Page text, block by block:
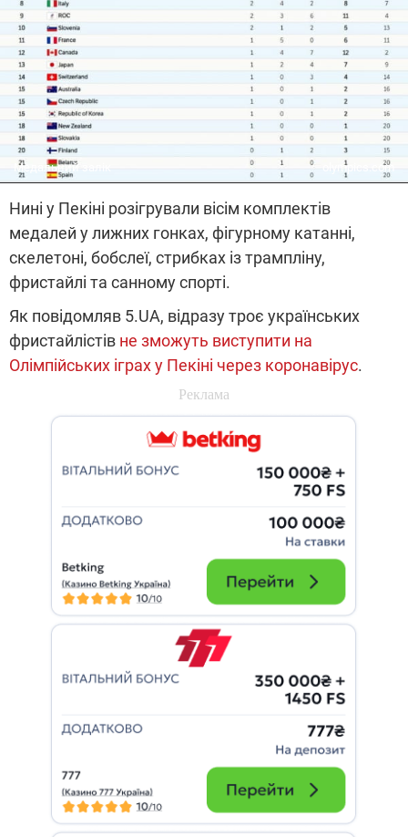
Медальний залік olympics.com
Нині у Пекіні розігрували вісім комплектів
медалей у лижних гонках, фігурному катанні,
скелетоні, бобслеї, стрибках із трампліну,
фристайлі та санному спорті.
Як повідомляв 5.UA, відразу троє українських
фристайлістів не зможуть виступити на
Олімпійських іграх у Пекіні через коронавірус.